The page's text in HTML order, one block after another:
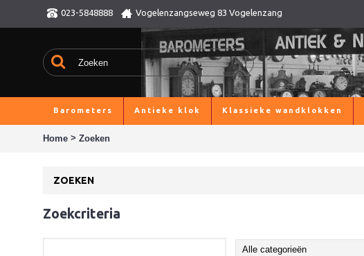
023-5848888 Vogelenzangseweg 83 Vogelenzang
Barometers Antieke klok Klassieke wandklokken
Home > Zoeken
ZOEKEN
Zoekcriteria